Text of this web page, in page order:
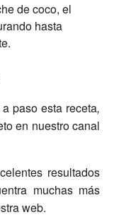
de coco, el
hasta
paso esta receta,
en nuestro canal
resultados
muchas más
web.